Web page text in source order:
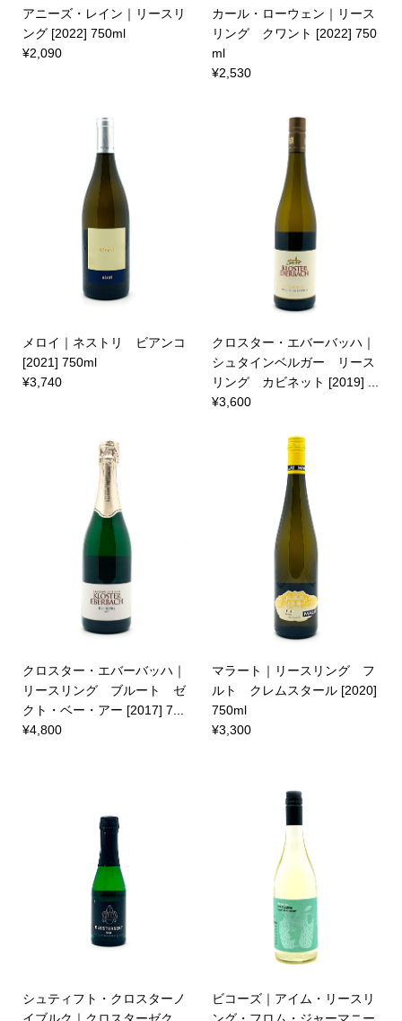
アニーズ・レイン｜リースリ
ング [2022] 750ml
¥2,090
カール・ローウェン｜リース
リング クワント [2022] 750
ml
¥2,530
メロイ｜ネストリ ビアンコ
[2021] 750ml
¥3,740
クロスター・エバーバッハ｜
シュタインベルガー リース
リング カビネット [2019] ...
¥3,600
クロスター・エバーバッハ｜
リースリング ブルート ゼ
クト・ベー・アー [2017] 7...
¥4,800
マラート｜リースリング フ
ルト クレムスタール [2020]
750ml
¥3,300
シュティフト・クロスターノ
ビコーズ｜アイム・リースリ